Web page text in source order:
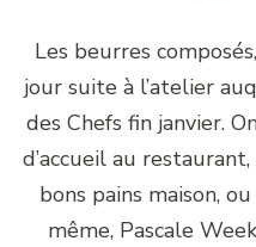
Les beurres
jour suite à l’atelier
des Chefs fin janvier.
d’accueil au
bons pains maison,
même, Pascale